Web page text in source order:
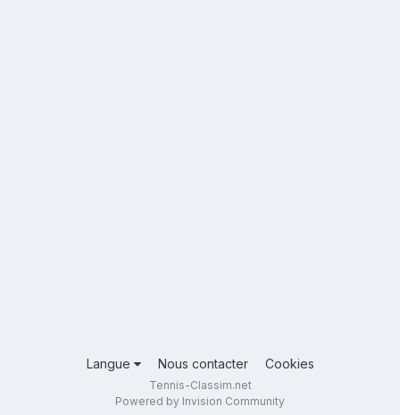
Langue Nous contacter Cookies
Tennis-Classim.net
Powered by Invision Community